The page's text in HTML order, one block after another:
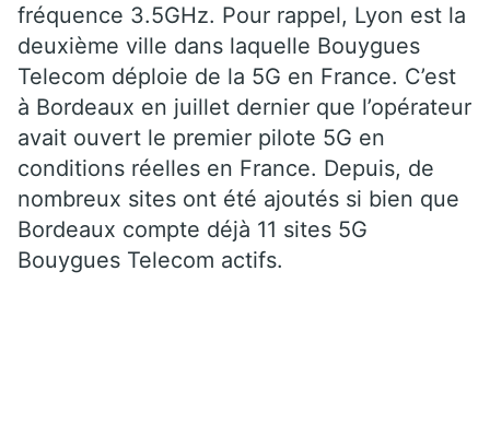
fréquence 3.5GHz. Pour rappel, Lyon est la
deuxième ville dans laquelle Bouygues
Telecom déploie de la 5G en France. C’est
à Bordeaux en juillet dernier que l’opérateur
avait ouvert le premier pilote 5G en
conditions réelles en France. Depuis, de
nombreux sites ont été ajoutés si bien que
Bordeaux compte déjà 11 sites 5G
Bouygues Telecom actifs.